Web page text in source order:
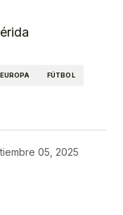
EUROPA FÚTBOL
05, 2025